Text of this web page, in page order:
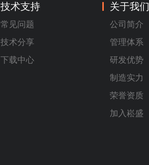
技术支持
常见问题
技术分享
下载中心
关于我们
公司简介
管理体系
研发优势
制造实力
荣誉资质
加入崧盛